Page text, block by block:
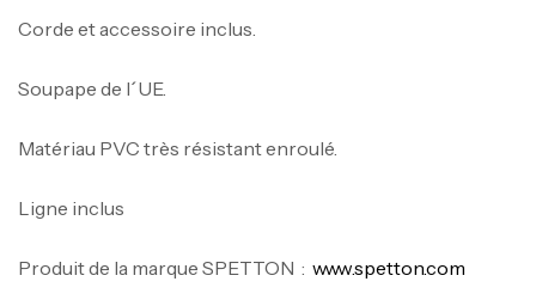
Corde et accessoire inclus.
Soupape de l´UE.
Matériau PVC très résistant enroulé.
Ligne inclus
Produit de la marque SPETTON : www.spetton.com
1.83m 120/250gr 30kg